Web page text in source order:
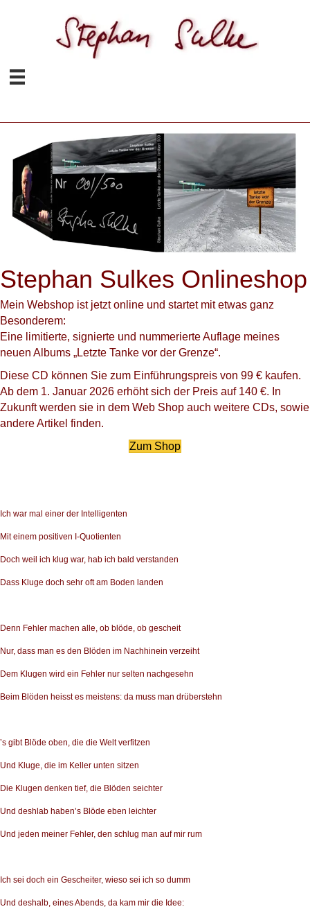
Stephan Sulkes Onlineshop
Mein Webshop ist jetzt online und startet mit etwas ganz
Besonderem:
Eine limitierte, signierte und nummerierte Auflage meines
neuen Albums „Letzte Tanke vor der Grenze“.
Diese CD können Sie zum Einführungspreis von 99 € kaufen.
Ab dem 1. Januar 2026 erhöht sich der Preis auf 140 €. In
Zukunft werden sie in dem Web Shop auch weitere CDs, sowie
andere Artikel finden.
Zum Shop
Ich war mal einer der Intelligenten
Mit einem positiven I-Quotienten
Doch weil ich klug war, hab ich bald verstanden
Dass Kluge doch sehr oft am Boden landen
Denn Fehler machen alle, ob blöde, ob gescheit
Nur, dass man es den Blöden im Nachhinein verzeiht
Dem Klugen wird ein Fehler nur selten nachgesehn
Beim Blöden heisst es meistens: da muss man drüberstehn
’s gibt Blöde oben, die die Welt verfitzen
Und Kluge, die im Keller unten sitzen
Die Klugen denken tief, die Blöden seichter
Und deshlab haben’s Blöde eben leichter
Und jeden meiner Fehler, den schlug man auf mir rum
Ich sei doch ein Gescheiter, wieso sei ich so dumm
Und deshalb, eines Abends, da kam mir die Idee: